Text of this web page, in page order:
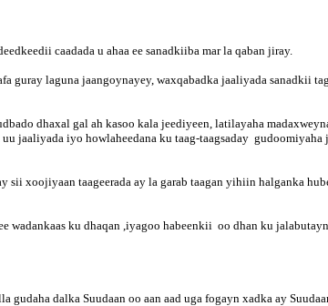
caadada u ahaa ee sanadkiiba mar la qaban jiray.
guray laguna jaangoynayey, waxqabadka jaaliyada sanadkii
dhaxal gal ah kasoo kala jeediyeen, latilayaha
jaaliyada iyo howlaheedana ku taag-taagsaday gudoomiyaha
xoojiyaan taageerada ay la garab taagan yihiin halganka
wadankaas ku dhaqan ,iyagoo habeenkii oo dhan ku
dalka Suudaan oo aan aad uga fogayn xadka ay